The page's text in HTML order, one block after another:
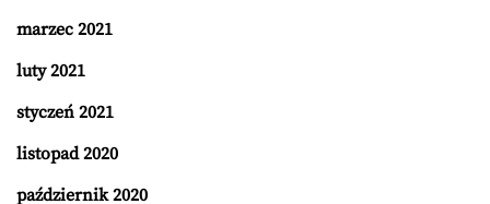
marzec 2021
luty 2021
styczeń 2021
listopad 2020
październik 2020